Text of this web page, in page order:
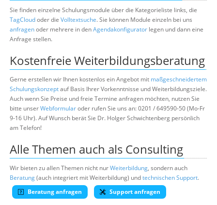
Sie finden einzelne Schulungsmodule über die Kategorieliste links, die
TagCloudoder die Volltextsuche. Sie können Module einzeln bei uns
anfragenoder mehrere in denAgendakonfigurator legen und dann eine
Anfrage stellen.
Kostenfreie Weiterbildungsberatung
Gerne erstellen wir Ihnen kostenlos ein Angebot mit maßgeschneidertem
Schulungskonzeptauf Basis Ihrer Vorkenntnisse und Weiterbildungsziele.
Auch wenn Sie Preise und freie Termine anfragen möchten, nutzen Sie
bitte unserWebformularoder rufen Sie uns an: 0201 / 649590-50 (Mo-Fr
9-16 Uhr). Auf Wunsch berät Sie Dr. Holger Schwichtenberg persönlich
am Telefon!
Alle Themen auch als Consulting
Wir bieten zu allen Themen nicht nurWeiterbildung, sondern auch
Beratung(auch integriert mit Weiterbildung) undtechnischen Support.
Beratung anfragen
Support anfragen